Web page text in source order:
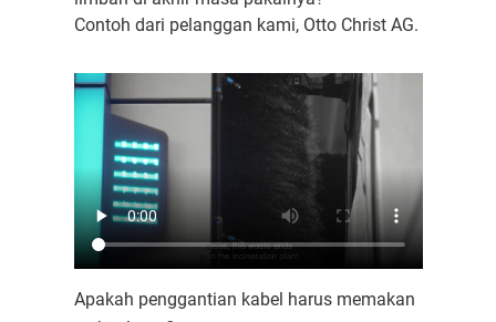
Contoh dari pelanggan kami, Otto Christ AG.
Apakah penggantian kabel harus memakan